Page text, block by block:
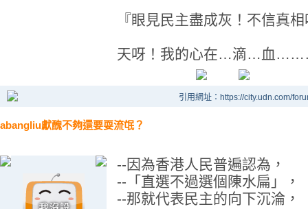
『眼見民主盡成灰！不信真
天呀！我的心在…滴…血
引用網址：https://city.udn.com/
abangliu獻醜不夠還要耍流氓？
--因為香港人民普遍認為，
--「直選不過選個陳水扁」，
--那就代表民主的向下沉淪，